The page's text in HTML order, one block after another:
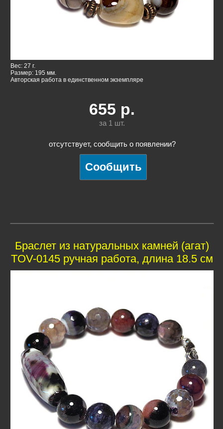
Вес: 27 г.
Размер: 195 мм.
Авторская работа в единственном экземпляре
655 р.
за 1 шт.
отсутствует, сообщить о появлении?
Браслет из натуральных камней (агат)
TOV-0145 ручная работа, длина 18.5 см